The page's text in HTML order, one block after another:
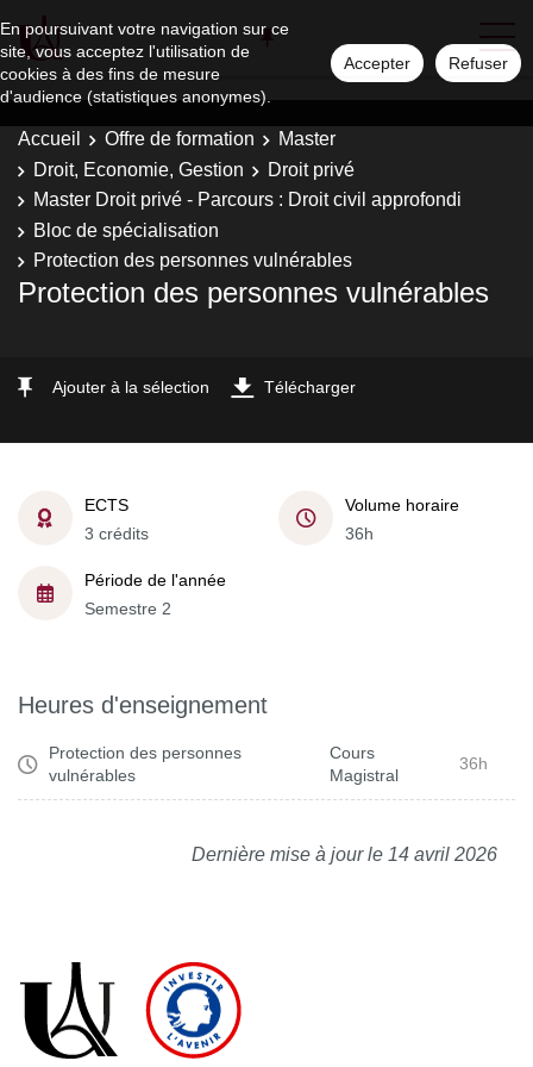
En poursuivant votre navigation sur ce
site, vous acceptez l'utilisation de
cookies à des fins de mesure
d'audience (statistiques anonymes).
Accepter Refuser
Accueil Offre de formation
Master
Droit, Economie, Gestion
Droit privé
Master Droit privé - Parcours : Droit civil approfondi
Bloc de spécialisation
Protection des personnes vulnérables
Protection des personnes vulnérables
Ajouter à la sélection Télécharger
ECTS
3 crédits
Volume horaire
36h
Période de l'année
Semestre 2
Heures d'enseignement
Protection des personnes
vulnérables
Cours
Magistral
36h
Dernière mise à jour le 14 avril 2026